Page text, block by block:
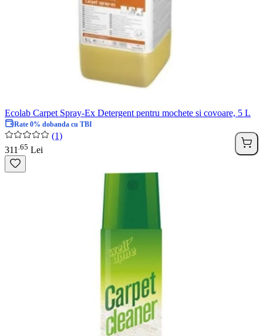
Ecolab Carpet Spray-Ex Detergent pentru mochete si covoare, 5 L
Rate 0% dobanda cu TBI
(1)
311 65 Lei